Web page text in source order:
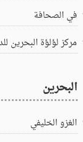
في الصحافة
مركز لؤلؤة البحرين
البحرين
الغزو الخليفي